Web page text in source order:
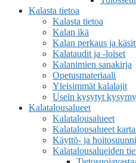
Kalasta tietoa
Kalasta tietoa
Kalan ikä
Kalan perkaus ja
Kalataudit ja -loiset
Kalanimien sanakirja
Opetusmateriaali
Yleisimmät kalalajit
Usein kysytyt
Kalatalousalueet
Kalatalousalueet
Kalatalousalueet
Käyttö- ja
Kalatalousalueiden